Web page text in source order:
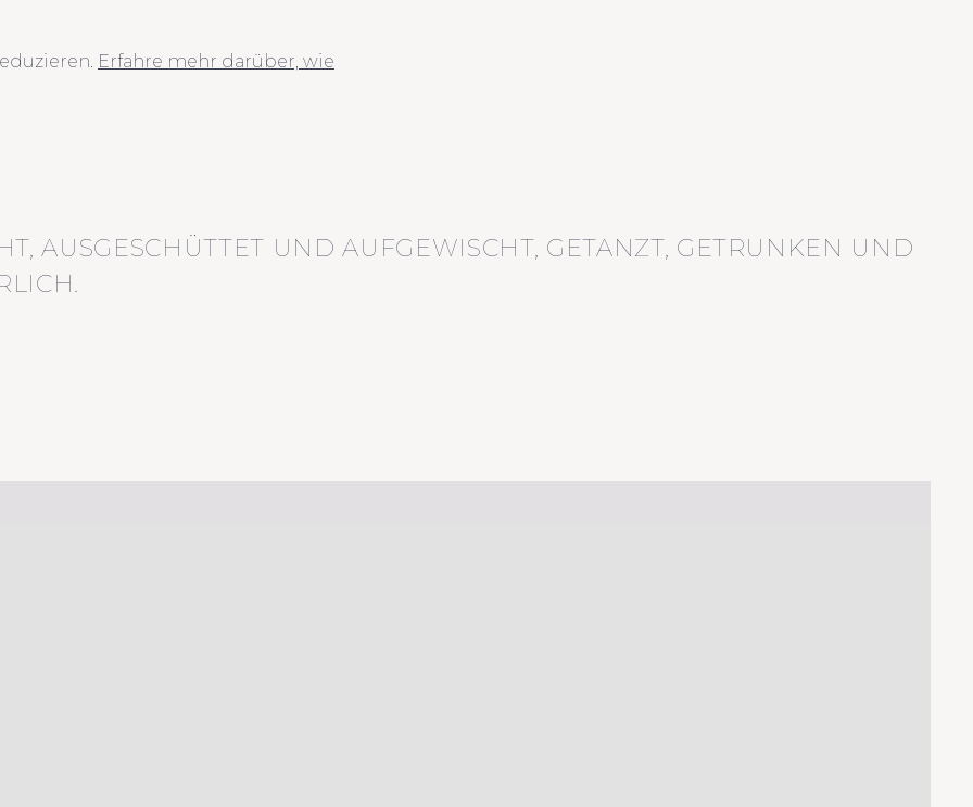
Erfahre mehr darüber, wie
AUSGESCHÜTTET UND AUFGEWISCHT, GETANZT, GETRUNKEN UND